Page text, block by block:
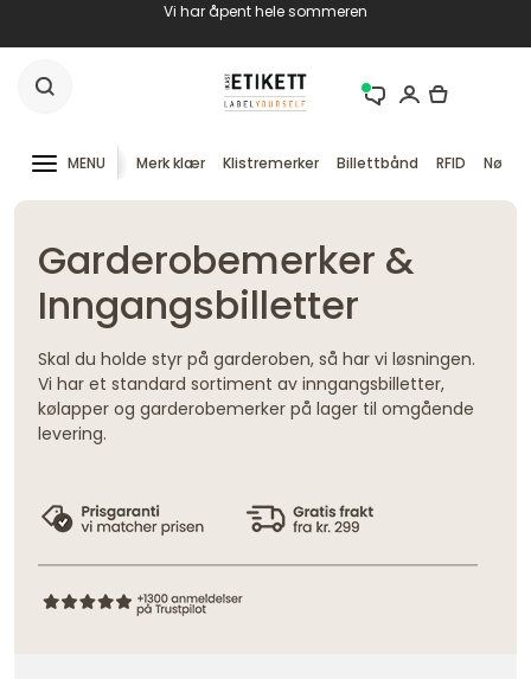
Vi har åpent hele sommeren
MENU Merk klær Klistremerker Billettbånd RFID
Garderobemerker &
Inngangsbilletter
Skal du holde styr på garderoben, så har vi løsningen.
Vi har et standard sortiment av inngangsbilletter,
kølapper og garderobemerker på lager til omgående
levering.